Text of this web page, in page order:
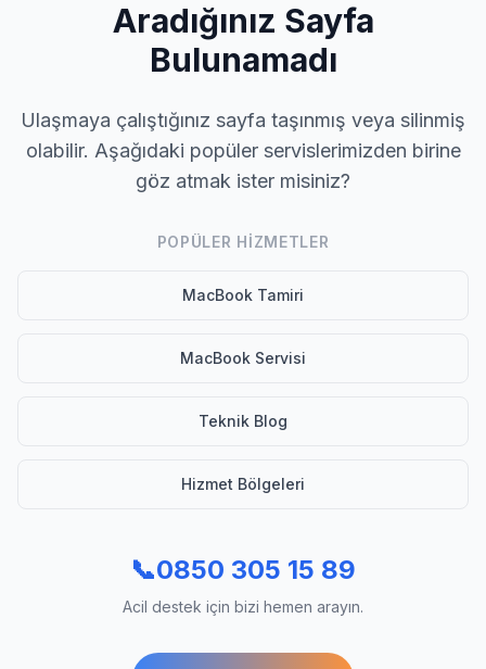
Aradığınız Sayfa
Bulunamadı
Ulaşmaya çalıştığınız sayfa taşınmış veya silinmiş
olabilir. Aşağıdaki popüler servislerimizden birine
göz atmak ister misiniz?
POPÜLER HIZMETLER
MacBook Tamiri
MacBook Servisi
Teknik Blog
Hizmet Bölgeleri
📞0850 305 15 89
Acil destek için bizi hemen arayın.